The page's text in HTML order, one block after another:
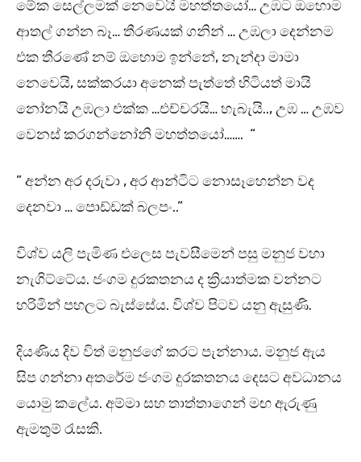
මේක සෙල්ලමක් නෙවෙයි මහත්තයෝ… උඹට ඔහොම
ආතල් ගන්න බෑ… තීරණයක් ගනින් … උඹලා දෙන්නම
එක තීරණේ නම් ඔහොම ඉන්නේ, නැන්දා මාමා
නෙවෙයි, සක්කරයා අනෙක් පැත්තේ හිටියත් මායි
නෝනයි උඹලා එක්ක …එච්චරයි… හැබැයි.., උඹ … උඹව
වෙනස් කරගන්නෝනි මහත්තයෝ……. “
” අන්න අර දරුවා , අර ආන්ටිට නොසෑහෙන්න වද
දෙනවා … පොඩ්ඩක් බලපං..”
විශ්ව යලි පැමිණ එලෙස පැවසීමෙන් පසු මනුජ වහා
නැගිට්ටේය. ජංගම දුරකතනය ද ක්‍රියාත්මක වන්නට
හරිමින් පහලට බැස්සේය. විශ්ව පිටව යනු ඇසුණි.
දියණිය දිව විත් මනුජගේ කරට පැන්නාය. මනුජ ඇය
සිප ගන්නා අතරේම ජංගම දුරකතනය දෙසට අවධානය
යොමු කලේය. අම්මා සහ තාත්තාගෙන් මඟ ඇරුණු
ඇමතුම් රැසකි.